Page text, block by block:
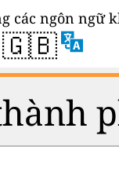
các ngôn ngữ
🇬🇧